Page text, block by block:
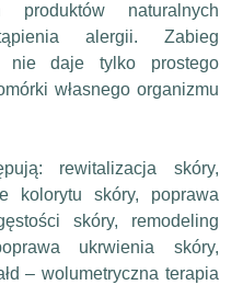
naturalnych
alergii. Zabieg
nie daje tylko prostego
własnego organizmu
rewitalizacja skóry,
kolorytu skóry, poprawa
skóry, remodeling
ukrwienia skóry,
– wolumetryczna terapia